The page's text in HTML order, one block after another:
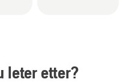
leter etter?